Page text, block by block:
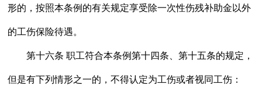
形的，按照本条例的有关规定享受除一次性伤残补助金以外
的工伤保险待遇。
第十六条 职工符合本条例第十四条、第十五条的规定，
但是有下列情形之一的，不得认定为工伤或者视同工伤：